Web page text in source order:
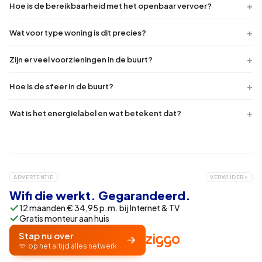
Hoe is de bereikbaarheid met het openbaar vervoer?
Wat voor type woning is dit precies?
Zijn er veel voorzieningen in de buurt?
Hoe is de sfeer in de buurt?
Wat is het energielabel en wat betekent dat?
ADVERTENTIE VERWIJDER
Wifi die werkt. Gegarandeerd.
12 maanden € 34,95 p.m. bij Internet & TV
Gratis monteur aan huis
Stap nu over
op het altijd alles netwerk